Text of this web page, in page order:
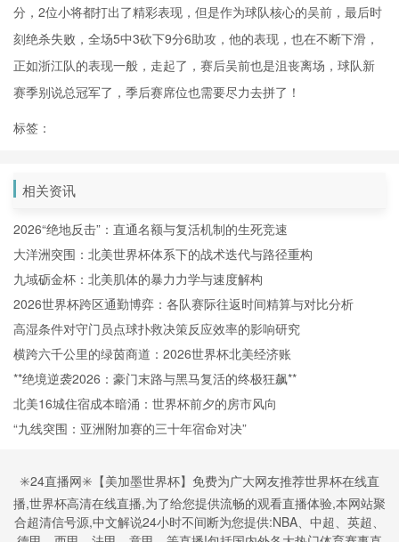
分，2位小将都打出了精彩表现，但是作为球队核心的吴前，最后时
刻绝杀失败，全场5中3砍下9分6助攻，他的表现，也在不断下滑，
正如浙江队的表现一般，走起了，赛后吴前也是沮丧离场，球队新
赛季别说总冠军了，季后赛席位也需要尽力去拼了！
标签：
相关资讯
2026“绝地反击”：直通名额与复活机制的生死竞速
大洋洲突围：北美世界杯体系下的战术迭代与路径重构
九域砺金杯：北美肌体的暴力力学与速度解构
2026世界杯跨区通勤博弈：各队赛际往返时间精算与对比分析
高湿条件对守门员点球扑救决策反应效率的影响研究
横跨六千公里的绿茵商道：2026世界杯北美经济账
**绝境逆袭2026：豪门末路与黑马复活的终极狂飙**
北美16城住宿成本暗涌：世界杯前夕的房市风向
“九线突围：亚洲附加赛的三十年宿命对决”
✳️24直播网✳️【美加墨世界杯】免费为广大网友推荐世界杯在线直
播,世界杯高清在线直播,为了给您提供流畅的观看直播体验,本网站聚
合超清信号源,中文解说24小时不间断为您提供:NBA、中超、英超、